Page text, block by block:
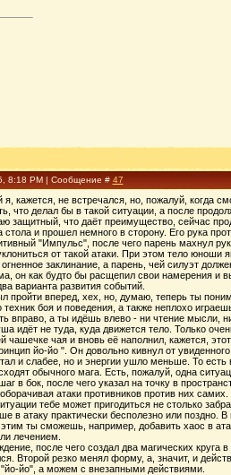
8:18 PM | Сообщение # 47
кажется, не встречался, но, пожалуй, когда
что делал бы в такой ситуации, а после
защитный, что даёт преимущество, сейчас
и прошел немного в сторону. Его рука
"Импульс", после чего парень махнул
от такой атаки. При этом тело
заклинание, а парень, чей силуэт
он как будто бы расщепил свои намерения и
варианта развития событий.
пройти вперед, хех, но, думаю, теперь ты
техник боя и поведения, а также неплохо
вправо, а ты идёшь влево - ни чтение мысли,
идёт не туда, куда движется тело. Только
чашечке чая и вновь еë наполнил, кажется,
йо-йо ". Он довольно кивнул от
и слабее, но и энергии ушло меньше. То
обычного мага. Есть, пожалуй, одна
в бок, после чего указал на точку в
атаки противников против них
тебе может пригодиться не столько
в атаку практически бесполезно или
ты сможешь, например, добавить хаос в
лечением.
после чего создал два магических
Второй резко менял форму, а, значит, и
йо", а можем с внезапными действиями.